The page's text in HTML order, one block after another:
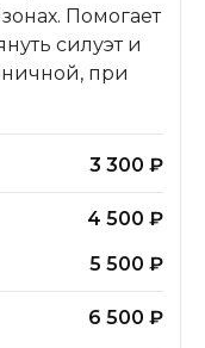
Помогает
силуэт и
при
3 300 ₽
4 500 ₽
5 500 ₽
6 500 ₽